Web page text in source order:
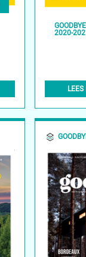
2020-